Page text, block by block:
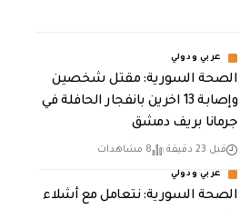
عربي ودولي
الصحة السورية: مقتل شخصين
وإصابة 13 اخرين بانفجار الحافلة في
جرمانا بريف دمشق
قبل 23 دقيقة 8 مشاهدات
عربي ودولي
الصحة السورية: نتعامل مع أشلاء